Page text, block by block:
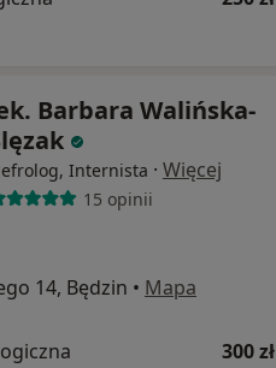
Barbara Walińska-
Internista · Więcej
15 opinii
14, Będzin • Mapa
300 zł